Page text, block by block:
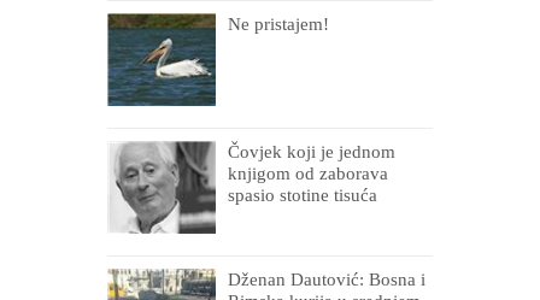
Ne pristajem!
Čovjek koji je jednom
knjigom od zaborava
spasio stotine tisuća
Dženan Dautović: Bosna i